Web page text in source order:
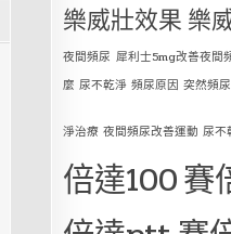
樂威壯效果 樂
夜間頻尿 犀利士5mg改善夜間
麼 尿不乾淨 頻尿原因 突然頻
淨治療 夜間頻尿改善運動 尿
倍達100賽